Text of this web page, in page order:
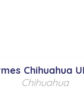
Chihuahua
Chihuahua